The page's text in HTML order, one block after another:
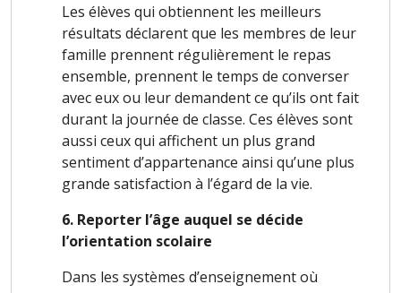
Les élèves qui obtiennent les meilleurs
résultats déclarent que les membres de leur
famille prennent régulièrement le repas
ensemble, prennent le temps de converser
avec eux ou leur demandent ce qu’ils ont fait
durant la journée de classe. Ces élèves sont
aussi ceux qui affichent un plus grand
sentiment d’appartenance ainsi qu’une plus
grande satisfaction à l’égard de la vie.
6. Reporter l’âge auquel se décide
l’orientation scolaire
Dans les systèmes d’enseignement où